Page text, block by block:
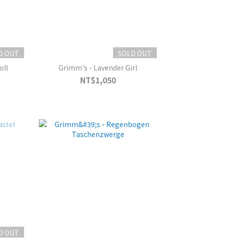
OUT
SOLD OUT
Grimm's - Lavender Girl
NT$1,050
OUT